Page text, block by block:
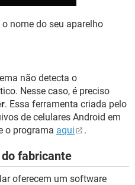
nome do seu aparelho
não detecta o
Nesse caso, é preciso
. Essa ferramenta criada pelo
de celulares Android em
o programa aqui .
fabricante
oferecem um software